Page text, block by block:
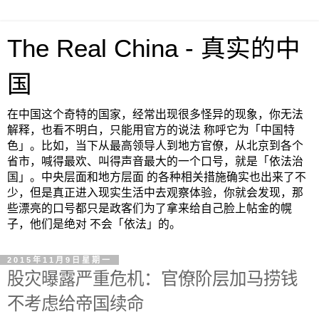
The Real China - 真实的中
国
在中国这个奇特的国家，经常出现很多怪异的现象，你无法
解释，也看不明白，只能用官方的说法 称呼它为「中国特
色」。比如，当下从最高领导人到地方官僚，从北京到各个
省市，喊得最欢、叫得声音最大的一个口号，就是「依法治
国」。中央层面和地方层面 的各种相关措施确实也出来了不
少，但是真正进入现实生活中去观察体验，你就会发现，那
些漂亮的口号都只是政客们为了拿来给自己脸上帖金的幌
子，他们是绝对 不会「依法」的。
2015年11月9日星期一
股灾曝露严重危机：官僚阶层加马捞钱
不考虑给帝国续命